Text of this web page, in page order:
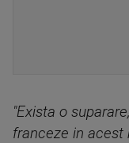
"Exista o
franceze in acest